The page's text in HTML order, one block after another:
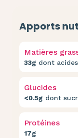
Apports
Matières
33g dont
Glucides
<0.5g dont
Protéines
17g